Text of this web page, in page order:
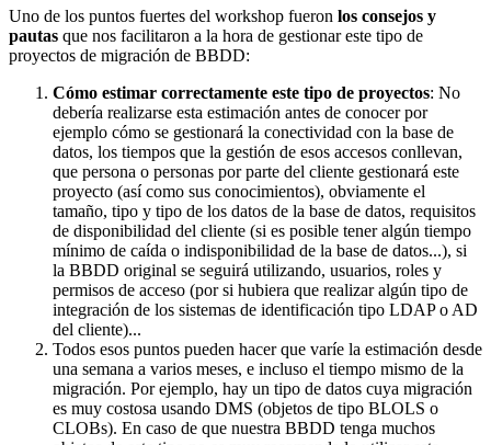
Uno de los puntos fuertes del workshop fueron los consejos y
pautas que nos facilitaron a la hora de gestionar este tipo de
proyectos de migración de BBDD:
Cómo estimar correctamente este tipo de proyectos: No
debería realizarse esta estimación antes de conocer por
ejemplo cómo se gestionará la conectividad con la base de
datos, los tiempos que la gestión de esos accesos conllevan,
que persona o personas por parte del cliente gestionará este
proyecto (así como sus conocimientos), obviamente el
tamaño, tipo y tipo de los datos de la base de datos, requisitos
de disponibilidad del cliente (si es posible tener algún tiempo
mínimo de caída o indisponibilidad de la base de datos...), si
la BBDD original se seguirá utilizando, usuarios, roles y
permisos de acceso (por si hubiera que realizar algún tipo de
integración de los sistemas de identificación tipo LDAP o AD
del cliente)...
Todos esos puntos pueden hacer que varíe la estimación desde
una semana a varios meses, e incluso el tiempo mismo de la
migración. Por ejemplo, hay un tipo de datos cuya migración
es muy costosa usando DMS (objetos de tipo BLOLS o
CLOBs). En caso de que nuestra BBDD tenga muchos